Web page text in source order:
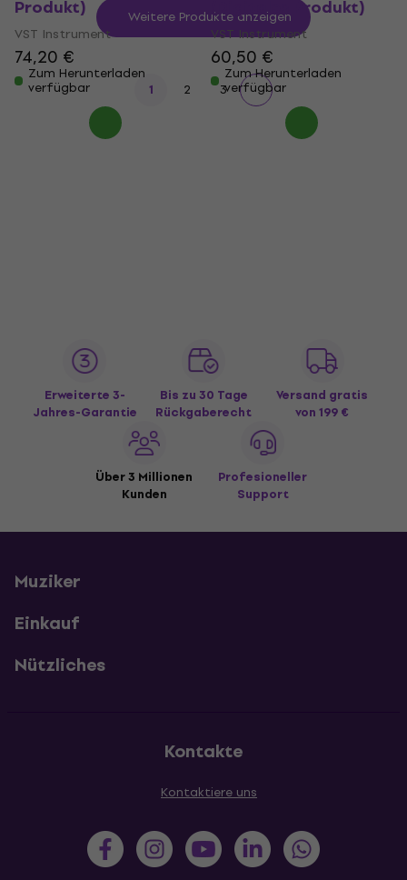
Produkt)
VST Instrument
74,20 €
Zum Herunterladen
verfügbar
(Digitales Produkt)
VST Instrument
60,50 €
Zum Herunterladen
verfügbar
Weitere Produkte anzeigen
1 2 3
Erweiterte 3-
Jahres-Garantie
Bis zu 30 Tage
Rückgaberecht
Versand gratis
von 199 €
Über 3 Millionen
Kunden
Profesioneller
Support
Muziker
Einkauf
Nützliches
Kontakte
Kontaktiere uns